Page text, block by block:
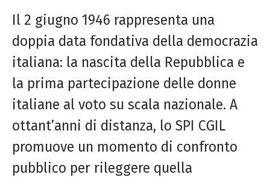
Il 2 giugno 1946 rappresenta una
doppia data fondativa della democrazia
italiana: la nascita della Repubblica e
la prima partecipazione delle donne
italiane al voto su scala nazionale. A
ottant’anni di distanza, lo SPI CGIL
promuove un momento di confronto
pubblico per rileggere quella